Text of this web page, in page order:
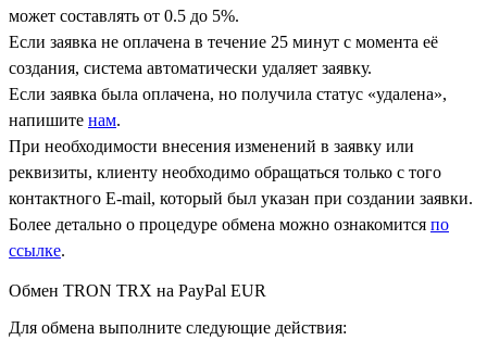
может составлять от 0.5 до 5%.
Если заявка не оплачена в течение 25 минут с момента её
создания, система автоматически удаляет заявку.
Если заявка была оплачена, но получила статус «удалена»,
напишите нам.
При необходимости внесения изменений в заявку или
реквизиты, клиенту необходимо обращаться только с того
контактного Е-mail, который был указан при создании заявки.
Более детально о процедуре обмена можно ознакомится по
ссылке.
Обмен TRON TRX на PayPal EUR
Для обмена выполните следующие действия: